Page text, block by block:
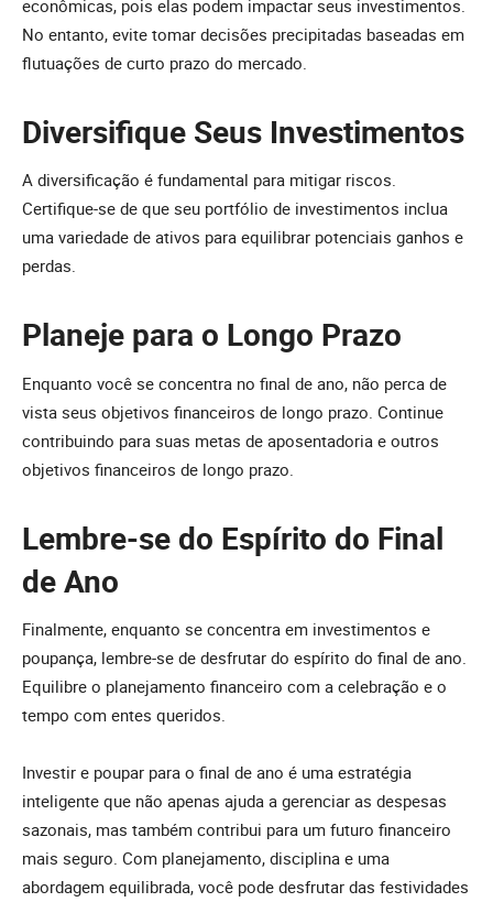
econômicas, pois elas podem impactar seus investimentos.
No entanto, evite tomar decisões precipitadas baseadas em
flutuações de curto prazo do mercado.
Diversifique Seus Investimentos
A diversificação é fundamental para mitigar riscos.
Certifique-se de que seu portfólio de investimentos inclua
uma variedade de ativos para equilibrar potenciais ganhos e
perdas.
Planeje para o Longo Prazo
Enquanto você se concentra no final de ano, não perca de
vista seus objetivos financeiros de longo prazo. Continue
contribuindo para suas metas de aposentadoria e outros
objetivos financeiros de longo prazo.
Lembre-se do Espírito do Final
de Ano
Finalmente, enquanto se concentra em investimentos e
poupança, lembre-se de desfrutar do espírito do final de ano.
Equilibre o planejamento financeiro com a celebração e o
tempo com entes queridos.
Investir e poupar para o final de ano é uma estratégia
inteligente que não apenas ajuda a gerenciar as despesas
sazonais, mas também contribui para um futuro financeiro
mais seguro. Com planejamento, disciplina e uma
abordagem equilibrada, você pode desfrutar das festividades